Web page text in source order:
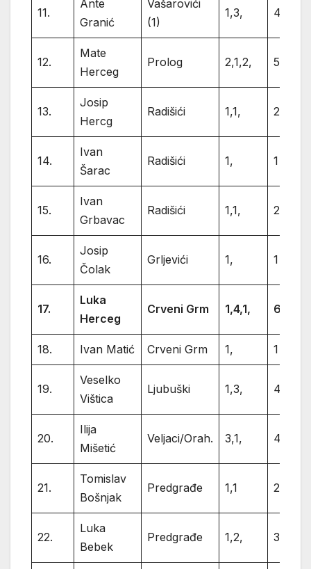
11.
Ante
Granić
Vašarovići
(1)
1,3, 4
12.
Mate
Herceg
Prolog 2,1,2, 5
13.
Josip
Hercg
Radišići 1,1, 2
14.
Ivan
Šarac
Radišići 1, 1
15.
Ivan
Grbavac
Radišići 1,1, 2
16.
Josip
Čolak
Grljevići 1, 1
17.
Luka
Herceg
Crveni Grm 1,4,1, 6
18. Ivan Matić Crveni Grm 1, 1
19.
Veselko
Vištica
Ljubuški 1,3, 4
20.
Ilija
Mišetić
Veljaci/Orah. 3,1, 4
21.
Tomislav
Bošnjak
Predgrađe 1,1 2
22.
Luka
Bebek
Predgrađe 1,2, 3